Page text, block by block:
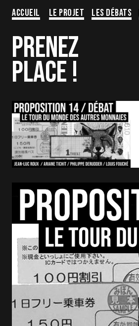
Aller
contenu
Accueil Le projet Les Débats
PRENEZ
PLACE !